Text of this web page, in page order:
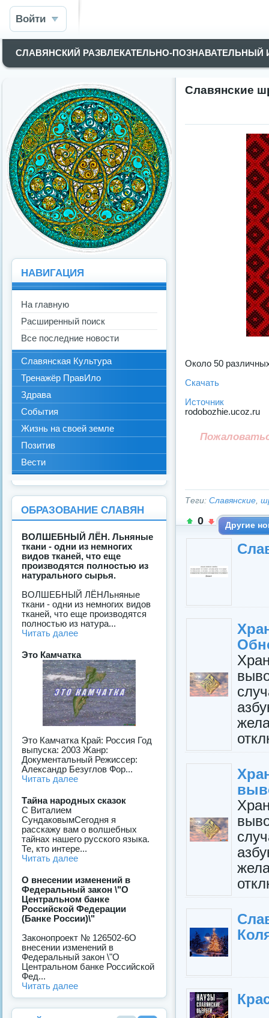
Войти
СЛАВЯНСКИЙ РАЗВЛЕКАТЕЛЬНО-
Славянские
Около 50
Скачать
Источник
rodobozhie.ucoz.ru
Теги: Славянские,
0 Другие
НАВИГАЦИЯ
На главную
Расширенный поиск
Все последние новости
Славянская Культура
Тренажёр ПравИло
Здрава
События
Жизнь на своей земле
Позитив
Вести
ОБРАЗОВАНИЕ СЛАВЯН
ВОЛШЕБНЫЙ ЛЁН. Льняные
ткани - одни из немногих
видов тканей, что еще
производятся полностью из
натурального сырья.
ВОЛШЕБНЫЙ ЛЁНЛьняные
ткани - одни из немногих видов
тканей, что еще производятся
полностью из натура...
Читать далее
Это Камчатка
Это Камчатка Край: Россия Год
выпуска: 2003 Жанр:
Документальный Режиссер:
Александр Безуглов Фор...
Читать далее
Тайна народных сказок
C Виталием
СундаковымСегодня я
расскажу вам о волшебных
тайнах нашего русского языка.
Те, кто интере...
Читать далее
О внесении изменений в
Федеральный закон \"О
Центральном банке
Российской Федерации
(Банке России)\"
Законопроект № 126502-6О
внесении изменений в
Федеральный закон \"О
Центральном банке Российской
Фед...
Читать далее